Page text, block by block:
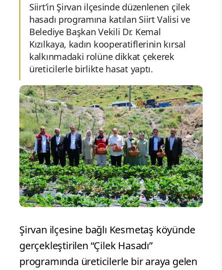
Siirt’in Şirvan ilçesinde düzenlenen çilek
hasadı programına katılan Siirt Valisi ve
Belediye Başkan Vekili Dr. Kemal
Kızılkaya, kadın kooperatiflerinin kırsal
kalkınmadaki rolüne dikkat çekerek
üreticilerle birlikte hasat yaptı.
Şirvan ilçesine bağlı Kesmetaş köyünde
gerçekleştirilen “Çilek Hasadı”
programında üreticilerle bir araya gelen